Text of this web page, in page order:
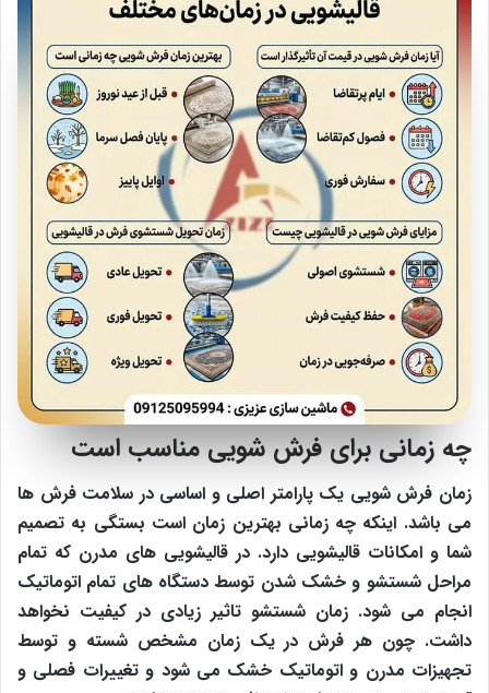
چه زمانی برای فرش شویی مناسب است
زمان فرش شویی یک پارامتر اصلی و اساسی در سلامت فرش ها
می باشد. اینکه چه زمانی بهترین زمان است بستگی به تصمیم
شما و امکانات قالیشویی دارد. در قالیشویی های مدرن که تمام
مراحل شستشو و خشک شدن توسط دستگاه های تمام اتوماتیک
انجام می شود. زمان شستشو تاثیر زیادی در کیفیت نخواهد
داشت. چون هر فرش در یک زمان مشخص شسته و توسط
تجهیزات مدرن و اتوماتیک خشک می شود و تغییرات فصلی و